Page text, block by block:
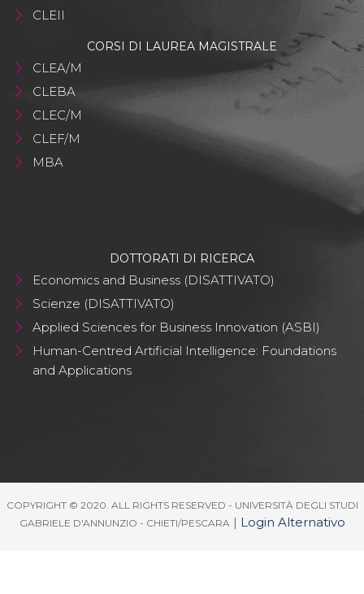
CLEII
CORSI DI LAUREA MAGISTRALE
CLEA/M
CLEBA
CLEC/M
CLEF/M
MBA
DOTTORATI DI RICERCA
Economics and Business (DISATTIVATO)
Scienze (DISATTIVATO)
Applied Sciences for Business Innovation (ASBI)
Human-Centred Artificial Intelligence: Foundations
and Applications
COPYRIGHT © 2020. ALL RIGHTS RESERVED - UNIVERSITÀ DEGLI STUDI
GABRIELE D'ANNUNZIO - CHIETI/PESCARA| Login Alternativo